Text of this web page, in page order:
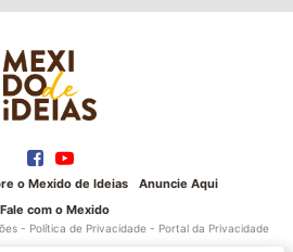
o Mexido de Ideias
Anuncie Aqui
Fale com o Mexido
- Política de Privacidade - Portal da Privacidade